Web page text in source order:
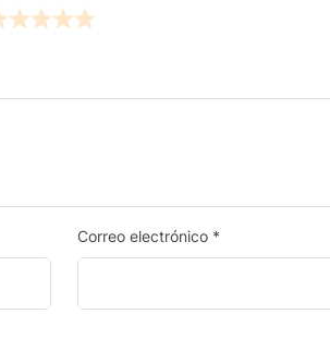
Correo electrónico *